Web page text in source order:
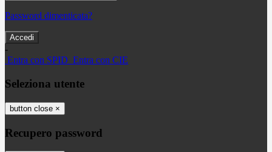
Password dimenticata?
-
Entra con SPID Entra con CIE
Seleziona utente
button close ×
Recupero password